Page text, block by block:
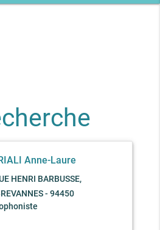
Anne-Laure
HENRI BARBUSSE,
- 94450